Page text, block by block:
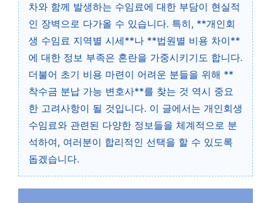
차와 함께 발생하는 수임료에 대한 부담이 현실적
인 장벽으로 다가올 수 있습니다. 특히, **개인회
생 수임료 지역별 시세**나 **법원별 비용 차이**
에 대한 정보 부족은 혼란을 가중시키기도 합니다.
더불어 초기 비용 마련이 어려운 분들을 위해 **
착수금 분납 가능 변호사**를 찾는 것 역시 중요
한 고려사항이 될 것입니다. 이 글에서는 개인회생
수임료와 관련된 다양한 정보들을 체계적으로 분
석하여, 여러분이 합리적인 선택을 할 수 있도록
돕겠습니다.